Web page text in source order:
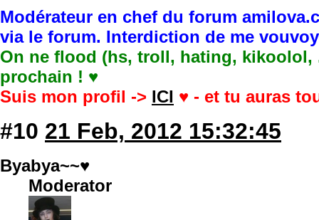
Modérateur en chef du forum
via le forum. Interdiction de me
On ne flood (hs, troll, hating, kikoolol,
prochain ! ♥
Suis mon profil -> ICI ♥ - et tu auras
#10 21 Feb, 2012 15:32:45
Byabya~~♥
Moderator